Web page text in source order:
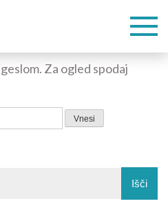
Sežana
Veliko pogumnih
Za ogled spodaj